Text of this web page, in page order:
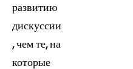
развитию
дискуссии
, чем те, на
которые